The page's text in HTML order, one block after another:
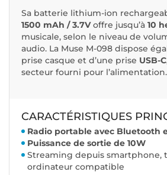
Sa batterie lithium-ion
1500 mAh / 3.7Voffre jusqu’à 10
musicale, selon le niveau de
audio. La Muse M-098 dispose
prise casque et d’une prise USB-C
secteur fourni pour l’alimentation.
CARACTÉRISTIQUES
Radio portable avec Bluetooth
Puissance de sortie de 10W
Streaming depuis smartphone,
ordinateur compatible